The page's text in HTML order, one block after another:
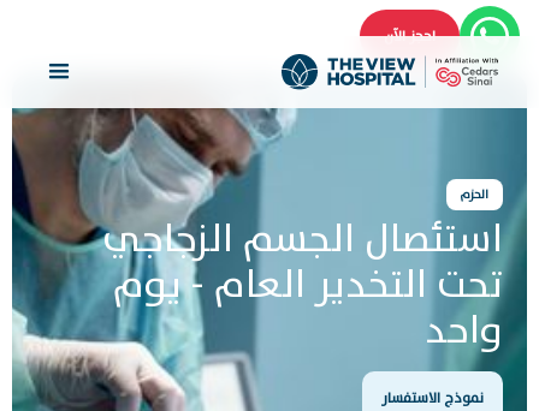
احجز الآن
الحزم
استئصال الجسم الزجاجي
تحت التخدير العام - يوم
واحد
نموذج الاستفسار